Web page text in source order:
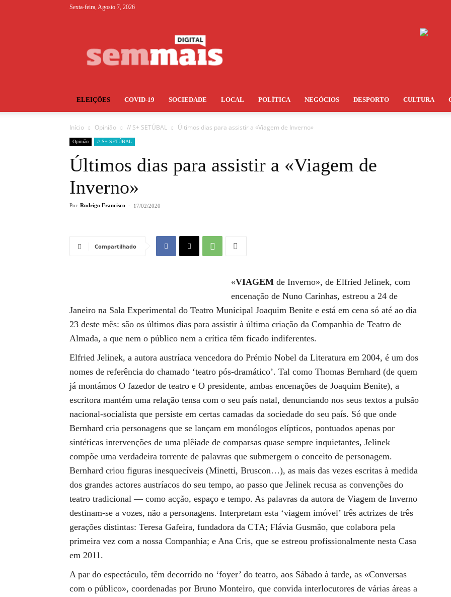
Sexta-feira, Agosto 7, 2026
ELEIÇÕES COVID-19 SOCIEDADE LOCAL POLÍTICA NEGÓCIOS DESPORTO CULTURA
Início Opinião // S+ SETÚBAL Últimos dias para assistir a «Viagem de Inverno»
Opinião // S+ SETÚBAL
Últimos dias para assistir a «Viagem de
Inverno»
Por Rodrigo Francisco - 17/02/2020
Compartilhado
«VIAGEM de Inverno», de Elfried Jelinek, com
encenação de Nuno Carinhas, estreou a 24 de
Janeiro na Sala Experimental do Teatro Municipal Joaquim Benite e está em cena só até ao dia
23 deste mês: são os últimos dias para assistir à última criação da Companhia de Teatro de
Almada, a que nem o público nem a crítica têm ficado indiferentes.
Elfried Jelinek, a autora austríaca vencedora do Prémio Nobel da Literatura em 2004, é um dos
nomes de referência do chamado ‘teatro pós-dramático’. Tal como Thomas Bernhard (de quem
já montámos O fazedor de teatro e O presidente, ambas encenações de Joaquim Benite), a
escritora mantém uma relação tensa com o seu país natal, denunciando nos seus textos a pulsão
nacional-socialista que persiste em certas camadas da sociedade do seu país. Só que onde
Bernhard cria personagens que se lançam em monólogos elípticos, pontuados apenas por
sintéticas intervenções de uma plêiade de comparsas quase sempre inquietantes, Jelinek
compõe uma verdadeira torrente de palavras que submergem o conceito de personagem.
Bernhard criou figuras inesquecíveis (Minetti, Bruscon…), as mais das vezes escritas à medida
dos grandes actores austríacos do seu tempo, ao passo que Jelinek recusa as convenções do
teatro tradicional — como acção, espaço e tempo. As palavras da autora de Viagem de Inverno
destinam-se a vozes, não a personagens. Interpretam esta ‘viagem imóvel’ três actrizes de três
gerações distintas: Teresa Gafeira, fundadora da CTA; Flávia Gusmão, que colabora pela
primeira vez com a nossa Companhia; e Ana Cris, que se estreou profissionalmente nesta Casa
em 2011.
A par do espectáculo, têm decorrido no ‘foyer’ do teatro, aos Sábado à tarde, as «Conversas
com o público», coordenadas por Bruno Monteiro, que convida interlocutores de várias áreas a